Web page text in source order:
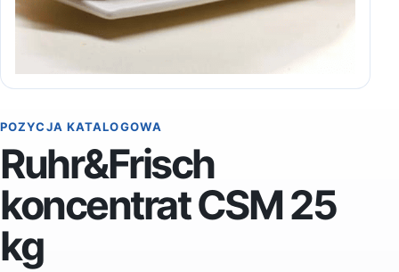
POZYCJA KATALOGOWA
Ruhr&Frisch
koncentrat CSM 25
kg